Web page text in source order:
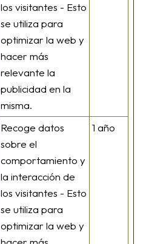
los visitantes - Esto
se utiliza para
optimizar la web y
hacer más
relevante la
publicidad en la
misma.
Recoge datos
sobre el
comportamiento y
la interacción de
los visitantes - Esto
se utiliza para
optimizar la web y
1 año